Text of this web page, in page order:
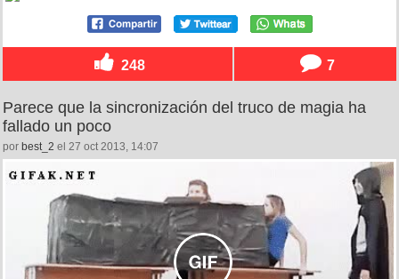
248 7
Parece que la sincronización del truco de magia ha
fallado un poco
por best_2 el 27 oct 2013, 14:07